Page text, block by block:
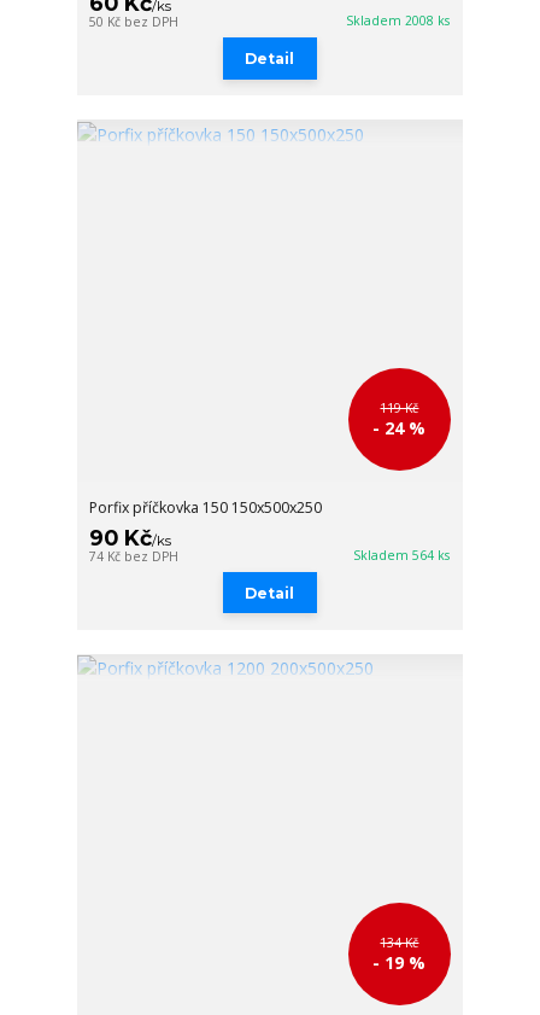
/ks
50 Kč bez DPH Skladem 2008 ks
Detail
119 Kč
- 24 %
Porfix příčkovka 150 150x500x250
90 Kč/ks
74 Kč bez DPH Skladem 564 ks
Detail
134 Kč
- 19 %